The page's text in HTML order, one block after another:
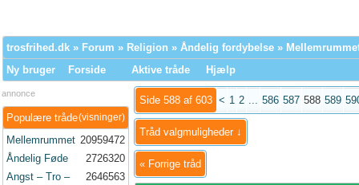
trosfrihed.dk » Forum » Religion » Åndelig fordybelse »
Ny bruger
Forside Aktive tråde Hjælp
annonce
(visninger)
Populære tråde
Mellemrummet 20959472
Åndelig Føde
2726320
Angst – Tro –
2646563
Side 588 af 603 < 1 2 ... 586 587 588 589
Tråd valgmuligheder ↓
« Forrige tråd